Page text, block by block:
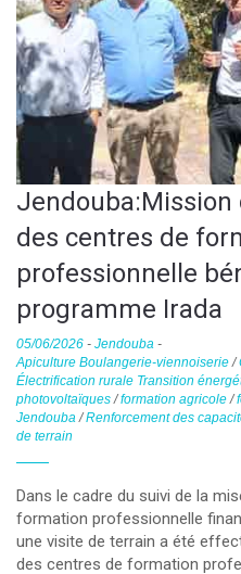
des centres de
professionnelle
programme Irada
05/06/2026 - Jendouba -
Apiculture Boulangerie-viennoiserie/
Électrification rurale Transition
photovoltaïques/formation agricole/
Jendouba/Renforcement des
de terrain
Dans le cadre du suivi de la
formation professionnelle
une visite de terrain a été
des centres de formation